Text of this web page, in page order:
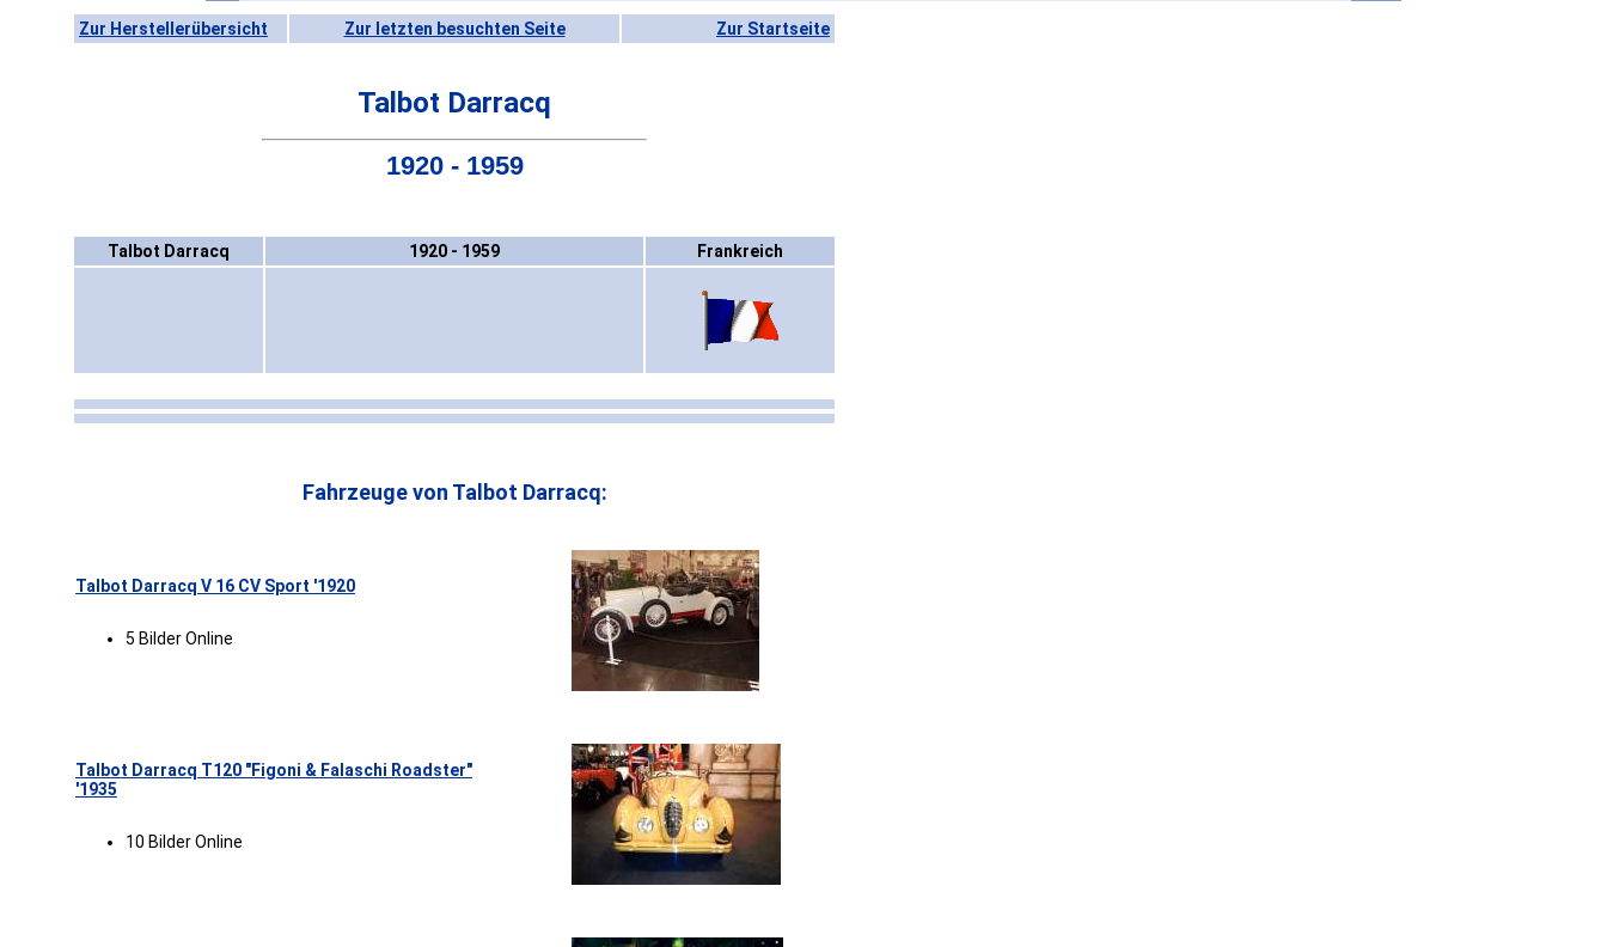
Zur Herstellerübersicht Zur letzten besuchten Seite Zur Startseite
Talbot Darracq
1920 - 1959
Talbot Darracq 1920 - 1959 Frankreich
Fahrzeuge von Talbot Darracq:
Talbot Darracq V 16 CV Sport '1920
5 Bilder Online
Talbot Darracq T120 "Figoni & Falaschi Roadster"
'1935
10 Bilder Online